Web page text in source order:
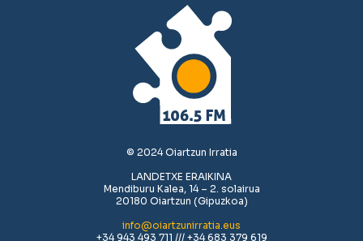
© 2024 Oiartzun Irratia
LANDETXE ERAIKINA
Mendiburu Kalea, 14 – 2. solairua
20180 Oiartzun (Gipuzkoa)
info@oiartzunirratia.eus
+34 943 493 711 /// +34 683 379 619